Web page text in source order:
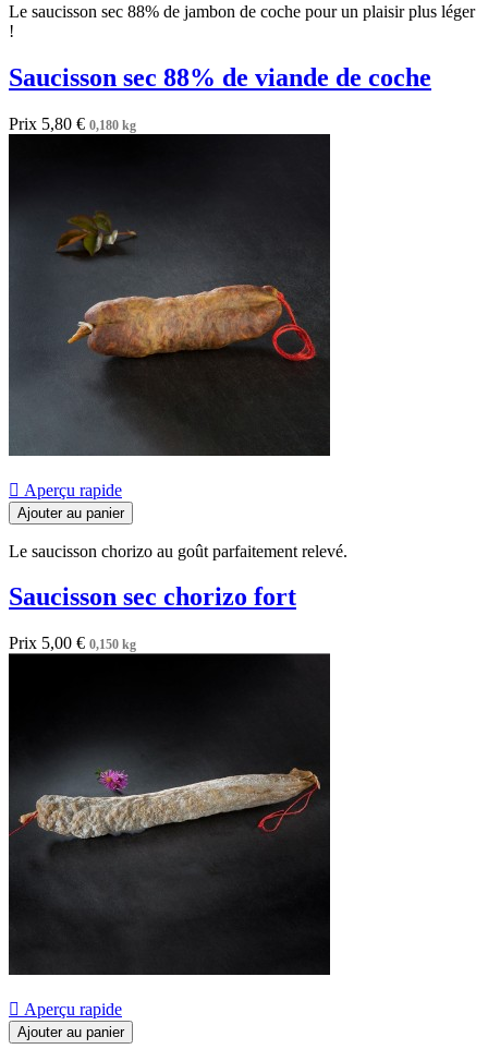
Le saucisson sec 88% de jambon de coche pour un plaisir plus léger
!
Saucisson sec 88% de viande de coche
Prix 5,80 € 0,180 kg
 Aperçu rapide
Ajouter au panier
Le saucisson chorizo au goût parfaitement relevé.
Saucisson sec chorizo fort
Prix 5,00 € 0,150 kg
 Aperçu rapide
Ajouter au panier